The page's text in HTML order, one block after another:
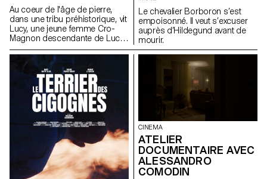
Au coeur de l'âge de pierre,
dans une tribu préhistorique, vit
Lucy, une jeune femme Cro-
Magnon descendante de Lucy
l’australopithèque.
Le chevalier Borboron s’est
empoisonné. Il veut s’excuser
auprès d’Hildegund avant de
mourir.
CINEMA
ATELIER
DOCUMENTAIRE AVEC
ALESSANDRO
COMODIN